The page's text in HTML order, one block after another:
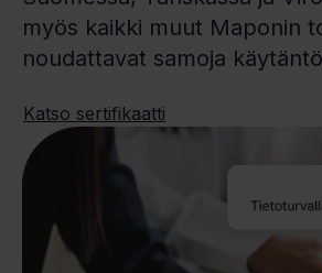
myös kaikki muut Maponin
noudattavat samoja
Katso sertifikaatti